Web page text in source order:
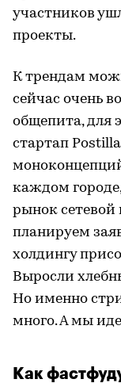
участников
проекты.
К трендам
сейчас очень
общепита, для
стартап
каждом
рынок
планируем
холдингу
Выросли
Но именно
много. А мы
Как